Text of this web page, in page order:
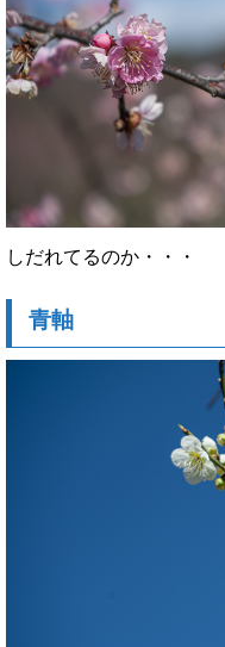
しだれてるのか・・・
青軸